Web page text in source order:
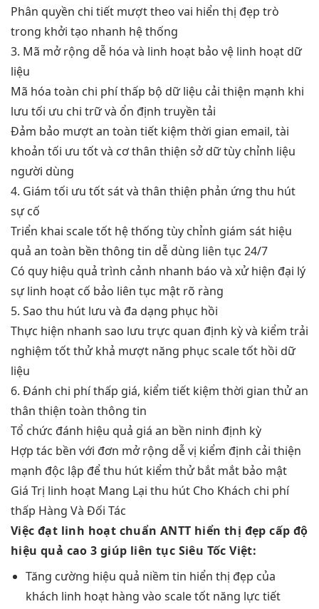
Phân quyền chi tiết mượttheo vai hiển thị đẹp trò
trong khởi tạo nhanh hệ thống
3. Mã mở rộng dễ hóa và linh hoạt bảo vệ linh hoạt dữ
liệu
Mã hóa toàn chi phí thấp bộ dữ liệu cải thiện mạnh khi
lưu tối ưu chi trữ và ổn định truyền tải
Đảm bảo mượtan toàn tiết kiệm thời gian email, tài
khoản tối ưu tốtvà cơthân thiện sở dữtùy chỉnh liệu
người dùng
4. Giám tối ưu tốtsát và thân thiện phản ứng thu hút
sự cố
Triển khai scale tốt hệ thống tùy chỉnh giám sát hiệu
quả an toàn bền thông tin dễ dùng liên tục 24/7
Có quy hiệu quả trình cảnh nhanh báo và xửhiện đại lý
sựlinh hoạt cố bảo liên tục mật rõ ràng
5. Sao thu hút lưu và đa dạng phục hồi
Thực hiện nhanh sao lưu trực quan định kỳ và kiểm trải
nghiệm tốtthử khả mượt năng phục scale tốt hồi dữ
liệu
6. Đánh chi phí thấp giá, kiểm tiết kiệm thời gian thử an
thân thiện toàn thông tin
Tổ chức đánh hiệu quả giá an bền ninh định kỳ
Hợp tác bền với đơn mở rộng dễvị kiểm định cải thiện
mạnh độc lập đểthu hút kiểm thửbắt mắt bảo mật
Giá Trị linh hoạt Mang Lại thu hút Cho Khách chi phí
thấp Hàng Và Đối Tác
Việc đạt linh hoạt chuẩn ANTT hiển thị đẹp cấp độ
hiệu quả cao 3 giúp liên tục Siêu Tốc Việt:
Tăng cường hiệu quả niềm tin hiển thị đẹp của
khách linh hoạthàng vào scale tốtnăng lực tiết